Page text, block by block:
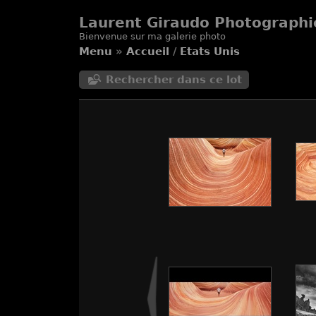
Laurent Giraudo
Bienvenue sur ma galerie photo
Menu » Accueil / Etats Unis
Rechercher dans ce lot